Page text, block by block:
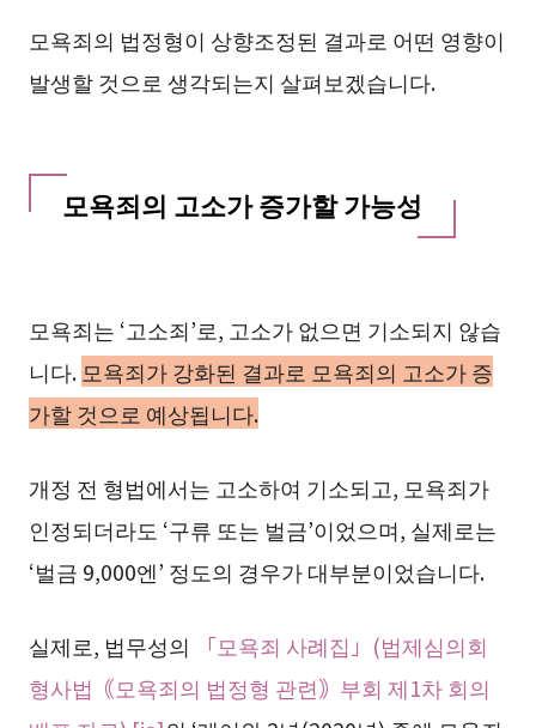
모욕죄의 법정형이 상향조정된 결과로 어떤 영향이
발생할 것으로 생각되는지 살펴보겠습니다.
모욕죄의 고소가 증가할 가능성
모욕죄는 ‘고소죄’로, 고소가 없으면 기소되지 않습
니다. 모욕죄가 강화된 결과로 모욕죄의 고소가 증
가할 것으로 예상됩니다.
개정 전 형법에서는 고소하여 기소되고, 모욕죄가
인정되더라도 ‘구류 또는 벌금’이었으며, 실제로는
‘벌금 9,000엔’ 정도의 경우가 대부분이었습니다.
실제로, 법무성의
「모욕죄 사례집」(법제심의회
형사법｟모욕죄의 법정형 관련｠부회 제1차 회의